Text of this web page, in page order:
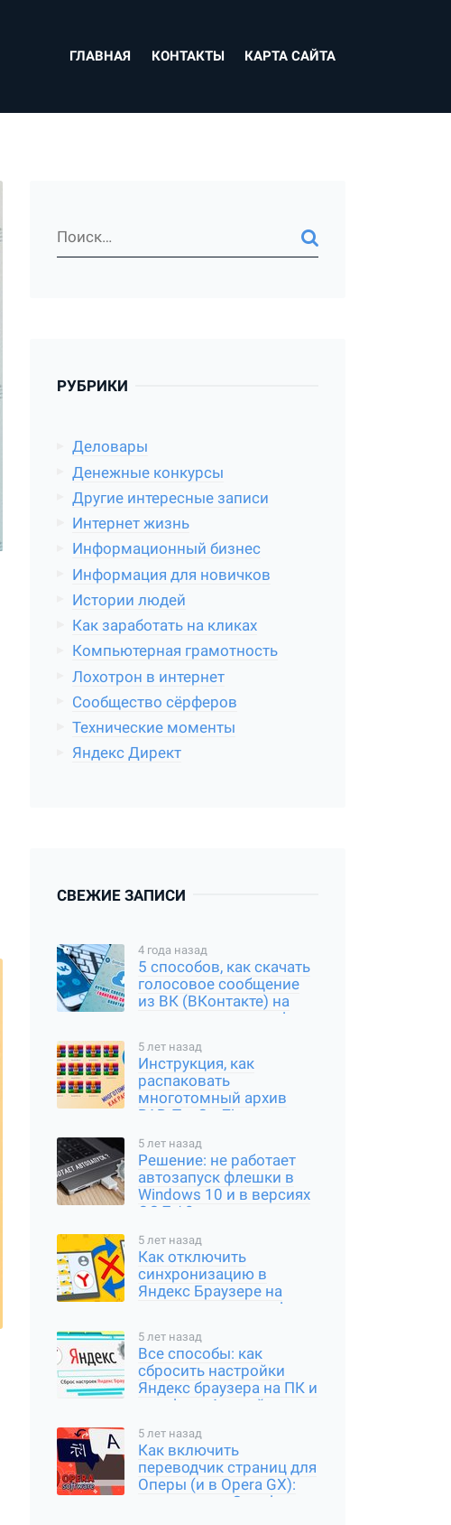
ГЛАВНАЯ КОНТАКТЫ КАРТА САЙТА
РУБРИКИ
Деловары
Денежные конкурсы
Другие интересные записи
Интернет жизнь
Информационный бизнес
Информация для новичков
Истории людей
Как заработать на кликах
Компьютерная грамотность
Лохотрон в интернет
Сообщество сёрферов
Технические моменты
Яндекс Директ
СВЕЖИЕ ЗАПИСИ
4 года назад
5 способов, как скачать
голосовое сообщение
из ВК (ВКонтакте) на
компьютер и смартфон
5 лет назад
Инструкция, как
распаковать
многотомный архив
RAR, Tar Gz, Zip и другие
5 лет назад
Решение: не работает
автозапуск флешки в
Windows 10 и в версиях
ОС 7 / 8
5 лет назад
Как отключить
синхронизацию в
Яндекс Браузере на
компьютере и телефоне
5 лет назад
Все способы: как
сбросить настройки
Яндекс браузера на ПК и
телефоне Андройд,
5 лет назад
Как включить
переводчик страниц для
Оперы (и в Opera GX):
расширение Google